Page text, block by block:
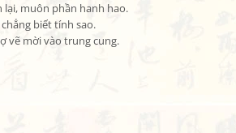
lại, muôn phần hanh hao.
biết tính sao.
vẽ mời vào trung cung.